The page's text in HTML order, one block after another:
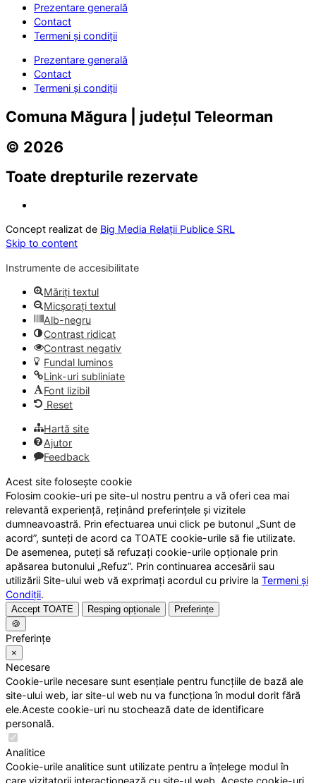
Prezentare generală
Contact
Termeni și condiții
Prezentare generală
Contact
Termeni și condiții
Comuna Măgura | județul Teleorman
© 2026
Toate drepturile rezervate
Concept realizat de Big Media Relații Publice SRL
Skip to content
Instrumente de accesibilitate
Măriți textul
Micșorați textul
Alb-negru
Contrast ridicat
Contrast negativ
Fundal luminos
Link-uri subliniate
Font lizibil
Reset
Hartă site
Ajutor
Feedback
Acest site folosește cookie
Folosim cookie-uri pe site-ul nostru pentru a vă oferi cea mai
relevantă experiență, reținând preferințele și vizitele
dumneavoastră. Prin efectuarea unui click pe butonul „Sunt de
acord”, sunteți de acord ca TOATE cookie-urile să fie utilizate.
De asemenea, puteți să refuzați cookie-urile opționale prin
apăsarea butonului „Refuz”. Prin continuarea accesării sau
utilizării Site-ului web vă exprimați acordul cu privire la Termeni și
Condiții.
Accept TOATE Resping opționale
Preferințe
🍪
Preferințe
×
Necesare
Cookie-urile necesare sunt esențiale pentru funcțiile de bază ale
site-ului web, iar site-ul web nu va funcționa în modul dorit fără
ele.Aceste cookie-uri nu stochează date de identificare
personală.
Analitice
Cookie-urile analitice sunt utilizate pentru a înțelege modul în
care vizitatorii interacționează cu site-ul web. Aceste cookie-uri